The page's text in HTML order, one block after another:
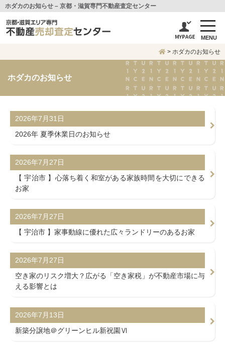
ホダカのお知らせ – 京都・滋賀専門不動産査定センター
MENU
> ホダカのお知らせ
ホダカのお知らせ
2026年7月31日
2026年 夏季休業日のお知らせ
2026年7月27日
【 宇治市 】心落ち着く和室がある家族時間を大切にできる
お家
2026年7月27日
【 宇治市 】家事動線に優れた広々ランドリーのあるお家
2026年7月27日
空き家のリスク増大？広がる「空き家税」が不動産市場に与
える影響とは
2026年7月13日
新築分譲地＠グリーンヒル新祝園Ⅵ